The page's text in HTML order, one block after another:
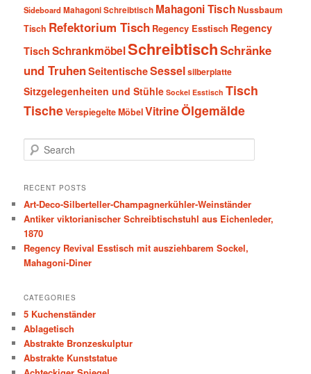
SideboardMahagoni Schreibtisch Mahagoni TischNussbaum
Tisch Refektorium Tisch Regency Esstisch Regency
Tisch SchrankmöbelSchreibtischSchränke
und TruhenSeitentischeSesselsilberplatte
Sitzgelegenheiten und Stühle Sockel Esstisch Tisch
TischeVerspiegelte MöbelVitrineÖlgemälde
e
r
h
RECENT POSTS
Art-Deco-Silberteller-Champagnerkühler-Weinständer
Antiker viktorianischer Schreibtischstuhl aus Eichenleder,
1870
Regency Revival Esstisch mit ausziehbarem Sockel,
Mahagoni-Diner
CATEGORIES
5 Kuchenständer
Ablagetisch
Abstrakte Bronzeskulptur
Abstrakte Kunststatue